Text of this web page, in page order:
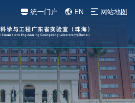
统一门户 EN 网站地图